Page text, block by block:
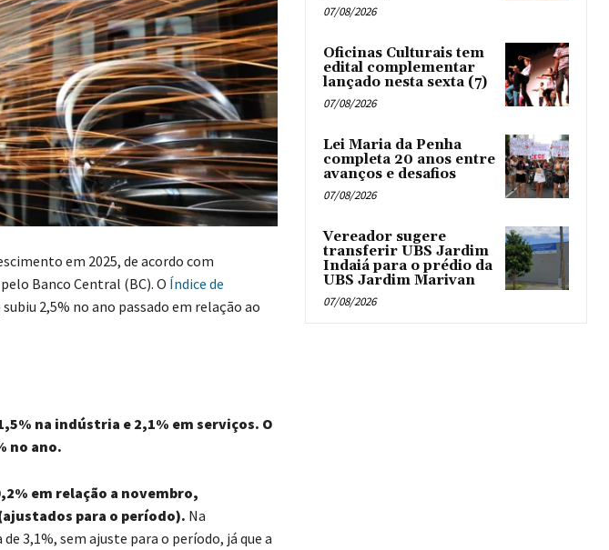
em 2025, de acordo com
Banco Central (BC). O Índice de
2,5% no ano passado em relação ao
na indústria e 2,1% em serviços. O
no ano.
em relação a novembro,
para o período). Na
3,1%, sem ajuste para o período, já que a
07/08/2026
Oficinas Culturais tem
edital complementar
lançado nesta sexta (7)
07/08/2026
Lei Maria da Penha
completa 20 anos entre
avanços e desafios
07/08/2026
Vereador sugere
transferir UBS Jardim
Indaiá para o prédio da
UBS Jardim Marivan
07/08/2026